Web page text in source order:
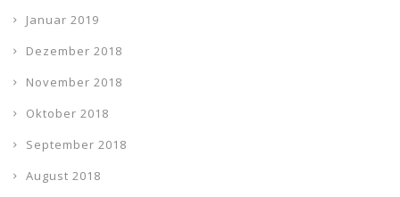
Januar 2019
Dezember 2018
November 2018
Oktober 2018
September 2018
August 2018